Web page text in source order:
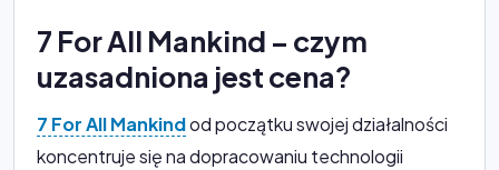
7 For All Mankind – czym
uzasadniona jest cena?
7 For All Mankindod początku swojej działalności
koncentruje się na dopracowaniu technologii